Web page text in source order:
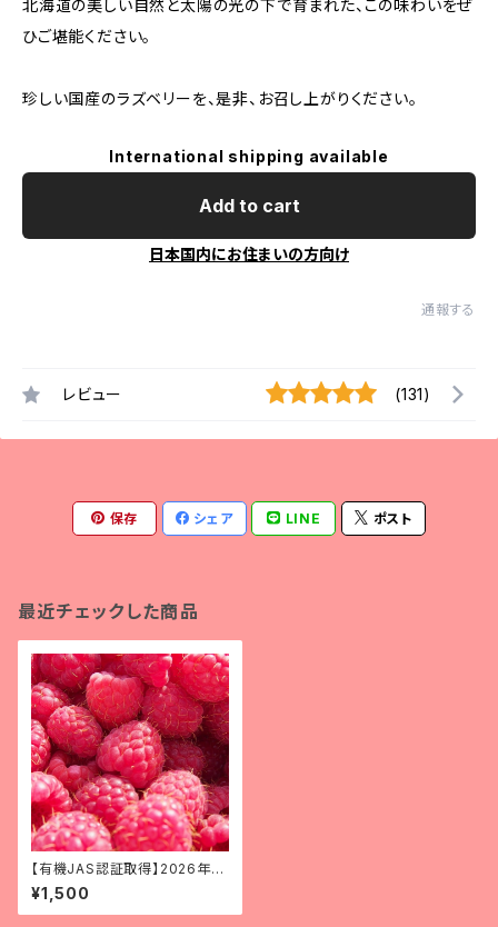
北海道の美しい自然と太陽の光の下で育まれた、この味わいをぜ
ひご堪能ください。
珍しい国産のラズベリーを、是非、お召し上がりください。
International shipping available
Add to cart
日本国内にお住まいの方向け
通報する
レビュー (131)
保存 シェア LINE ポスト
最近チェックした商品
【有機JAS認証取得】2026年産
北海道十勝産冷凍ラズベリー
250g
¥1,500